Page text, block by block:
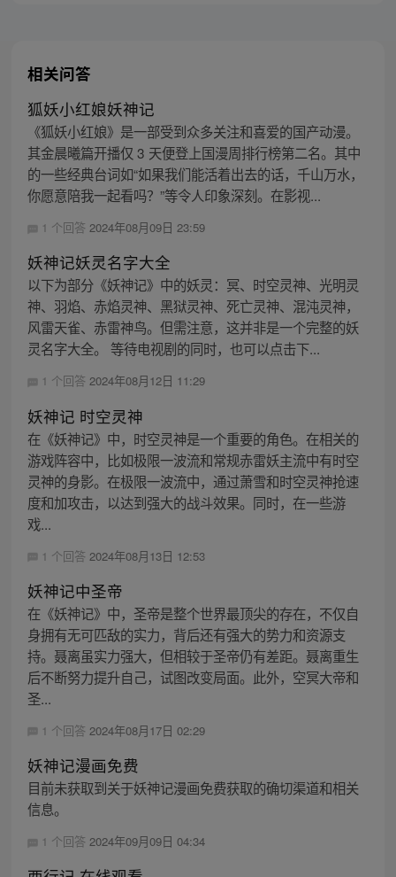
相关问答
狐妖小红娘妖神记
《狐妖小红娘》是一部受到众多关注和喜爱的国产动漫。
其金晨曦篇开播仅 3 天便登上国漫周排行榜第二名。其中
的一些经典台词如“如果我们能活着出去的话，千山万水，
你愿意陪我一起看吗？”等令人印象深刻。在影视...
1 个回答 2024年08月09日 23:59
妖神记妖灵名字大全
以下为部分《妖神记》中的妖灵：冥、时空灵神、光明灵
神、羽焰、赤焰灵神、黑狱灵神、死亡灵神、混沌灵神，
风雷天雀、赤雷神鸟。但需注意，这并非是一个完整的妖
灵名字大全。 等待电视剧的同时，也可以点击下...
1 个回答 2024年08月12日 11:29
妖神记 时空灵神
在《妖神记》中，时空灵神是一个重要的角色。在相关的
游戏阵容中，比如极限一波流和常规赤雷妖主流中有时空
灵神的身影。在极限一波流中，通过萧雪和时空灵神抢速
度和加攻击，以达到强大的战斗效果。同时，在一些游
戏...
1 个回答 2024年08月13日 12:53
妖神记中圣帝
在《妖神记》中，圣帝是整个世界最顶尖的存在，不仅自
身拥有无可匹敌的实力，背后还有强大的势力和资源支
持。聂离虽实力强大，但相较于圣帝仍有差距。聂离重生
后不断努力提升自己，试图改变局面。此外，空冥大帝和
圣...
1 个回答 2024年08月17日 02:29
妖神记漫画免费
目前未获取到关于妖神记漫画免费获取的确切渠道和相关
信息。
1 个回答 2024年09月09日 04:34